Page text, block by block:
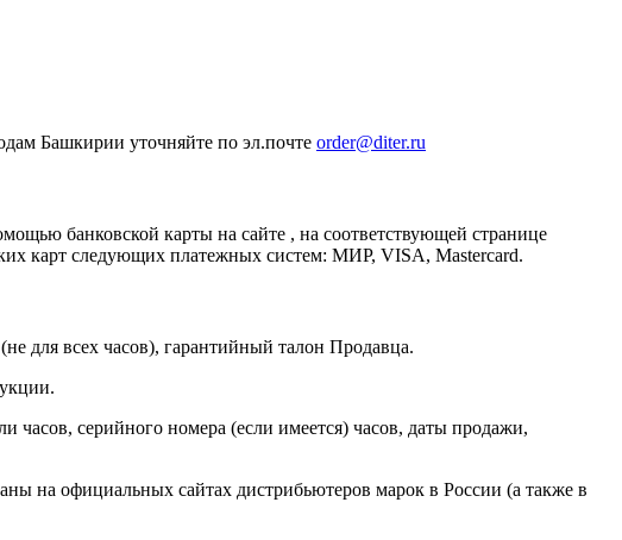
Башкирии уточняйте по эл.почте order@diter.ru
банковской карты на сайте , на соответствующей странице
карт следующих платежных систем: МИР, VISA, Mastercard.
для всех часов), гарантийный талон Продавца.
часов, серийного номера (если имеется) часов, даты продажи,
на официальных сайтах дистрибьютеров марок в России (а также в